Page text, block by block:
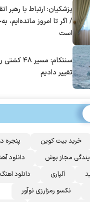
پزشکیان: ارتباط با
/ اگر تا امروز مانده‌ایم،
است
سنتکام:
تغییر دادیم
خرید بیت کوین
پنجره
مجاز بوش
دانلود
آلپاری
دانلود اهنگ
نکسو رمزارزی نوآور